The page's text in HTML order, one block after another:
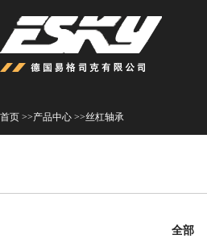
首页 >>产品中心 >>丝杠轴承
全部